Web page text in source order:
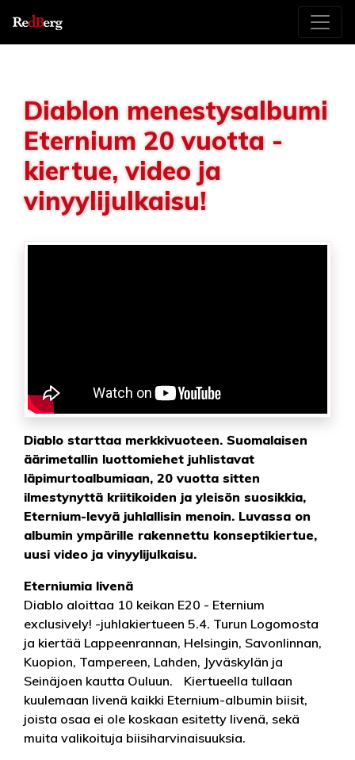
Diablon menestysalbumi
Eternium 20 vuotta -
kiertue, video ja
vinyylijulkaisu!
Diablo starttaa merkkivuoteen. Suomalaisen
äärimetallin luottomiehet juhlistavat
läpimurtoalbumiaan, 20 vuotta sitten
ilmestynyttä kriitikoiden ja yleisön suosikkia,
Eternium-levyä juhlallisin menoin. Luvassa on
albumin ympärille rakennettu konseptikiertue,
uusi video ja vinyylijulkaisu.
Eterniumia livenä
Diablo aloittaa 10 keikan E20 - Eternium
exclusively! -juhlakiertueen 5.4. Turun Logomosta
ja kiertää Lappeenrannan, Helsingin, Savonlinnan,
Kuopion, Tampereen, Lahden, Jyväskylän ja
Seinäjoen kautta Ouluun. Kiertueella tullaan
kuulemaan livenä kaikki Eternium-albumin biisit,
joista osaa ei ole koskaan esitetty livenä, sekä
muita valikoituja biisiharvinaisuuksia.